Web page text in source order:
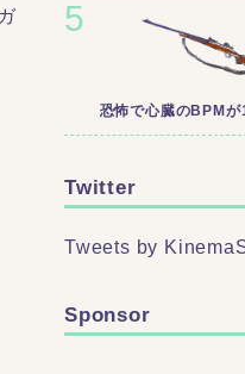
恐怖で心臓のBPM
Twitter
Tweets by
Sponsor